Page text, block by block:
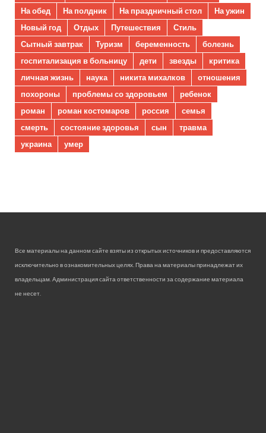
На обед
На полдник На праздничный стол
На ужин
Новый год
Отдых Путешествия
Стиль
Сытный завтрак
Туризм беременность
болезнь
госпитализация в больницу
дети звезды
критика
личная жизнь
наука никита михалков
отношения
похороны
проблемы со здоровьем
ребенок
роман
роман костомаров россия
семья
смерть
состояние здоровья сын
травма
украина
умер
Все материалы на данном сайте взяты из открытых источников и предоставляются
исключительно в ознакомительных целях. Права на материалы принадлежат их
владельцам. Администрация сайта ответственности за содержание материала
не несет.